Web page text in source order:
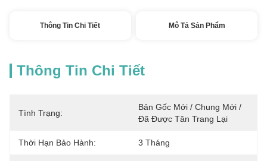
Thông Tin Chi Tiết Mô Tả Sản Phẩm
Thông Tin Chi Tiết
Tình Trạng:
Bản Gốc Mới / Chung Mới /
Đã Được Tân Trang Lại
Thời Hạn Bảo Hành: 3 Tháng